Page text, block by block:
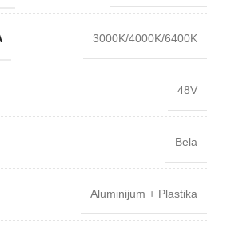
3000K/4000K/6400K
48V
Bela
Aluminijum + Plastika